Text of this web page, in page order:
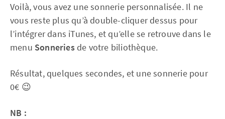
Voilà, vous avez une sonnerie personnalisée. Il ne
vous reste plus qu’à double-cliquer dessus pour
l’intégrer dans iTunes, et qu’elle se retrouve dans le
menu Sonneriesde votre biliothèque.
Résultat, quelques secondes, et une sonnerie pour
0€ 😉
NB :